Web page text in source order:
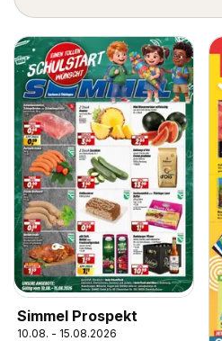
Simmel Prospekt
10.08. - 15.08.2026